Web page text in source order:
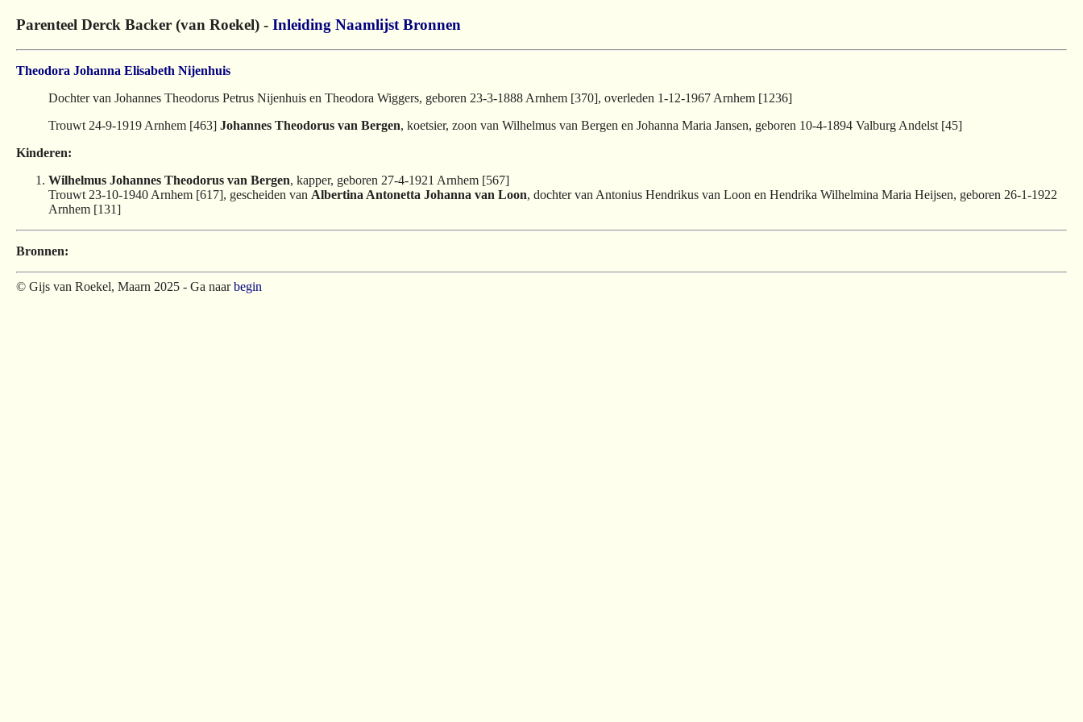
Parenteel Derck Backer (van Roekel) - Inleiding Naamlijst Bronnen
Theodora Johanna Elisabeth Nijenhuis
Dochter van Johannes Theodorus Petrus Nijenhuis en Theodora Wiggers, geboren 23-3-1888 Arnhem [370], overleden 1-12-1967 Arnhem [1236]
Trouwt 24-9-1919 Arnhem [463] Johannes Theodorus van Bergen, koetsier, zoon van Wilhelmus van Bergen en Johanna Maria Jansen, geboren 10-4-1894 Valburg Andelst [45]
Kinderen:
Wilhelmus Johannes Theodorus van Bergen, kapper, geboren 27-4-1921 Arnhem [567]
Trouwt 23-10-1940 Arnhem [617], gescheiden van Albertina Antonetta Johanna van Loon, dochter van Antonius Hendrikus van Loon en Hendrika Wilhelmina Maria Heijsen, geboren 26-1-1922
Arnhem [131]
Bronnen:
© Gijs van Roekel, Maarn 2025 - Ga naarbegin